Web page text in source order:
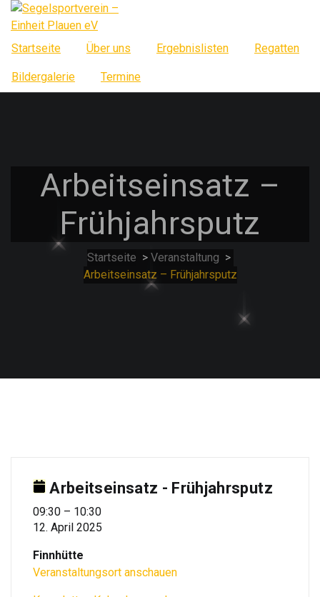
Springe
zum
InhaltStartseite Über uns Ergebnislisten Regatten
Bildergalerie Termine
Arbeitseinsatz –
Frühjahrsputz
Startseite > Veranstaltung >
Arbeitseinsatz – Frühjahrsputz
Arbeitseinsatz - Frühjahrsputz
Arbeitseinsatz
-
09:30 – 10:30
12. April 2025
Finnhütte
Veranstaltungsort anschauen